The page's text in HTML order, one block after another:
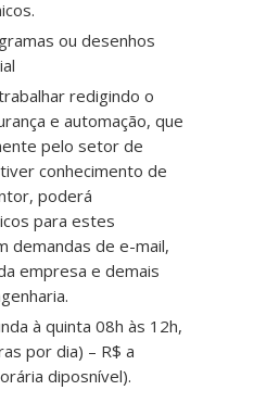
ou desenhos
redigindo o
e automação, que
pelo setor de
conhecimento de
poderá
para estes
demandas de e-mail,
empresa e demais
à quinta 08h às 12h,
por dia) – R$ a
diposnível).